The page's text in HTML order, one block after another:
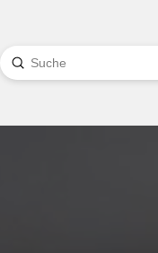
Search
Submit